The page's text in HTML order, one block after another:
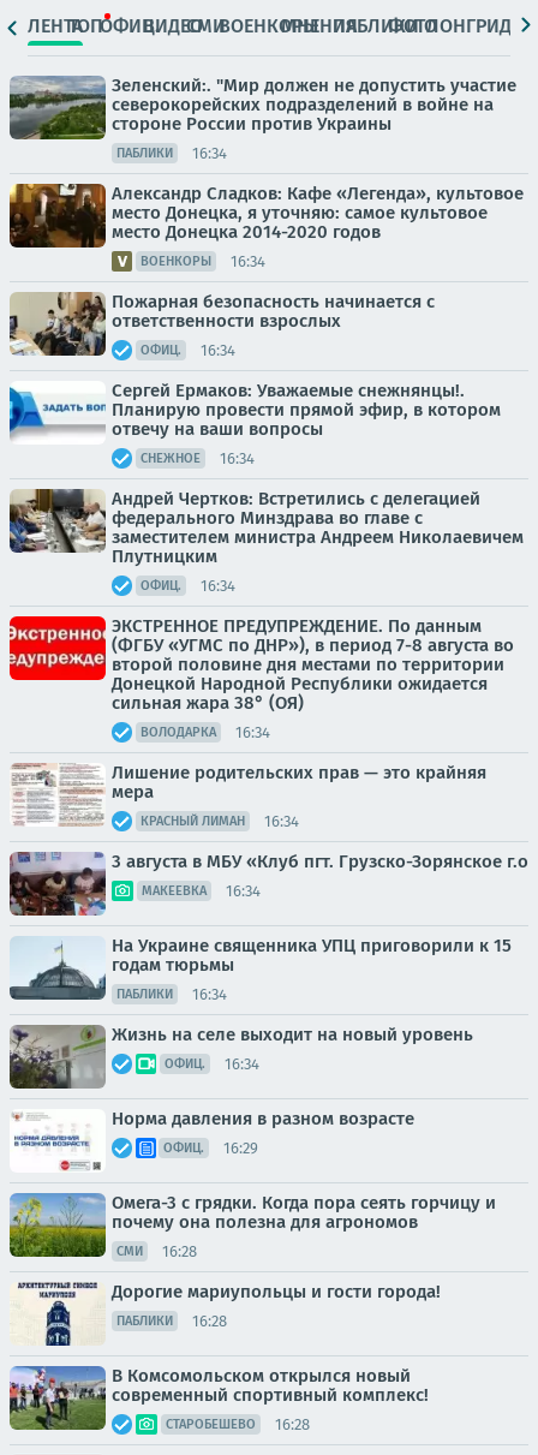
ЛЕНТАТОПОФИЦ.ВИДЕОСМИВОЕНКОРЫМНЕНИЯПАБЛИКИ
ФОТОЛОНГРИДЫ
Зеленский:. "Мир должен не допустить участие
северокорейских подразделений в войне на
стороне России против Украины
ПАБЛИКИ 16:34
Александр Сладков: Кафе «Легенда», культовое
место Донецка, я уточняю: самое культовое
место Донецка 2014-2020 годов
ВОЕНКОРЫ 16:34
Пожарная безопасность начинается с
ответственности взрослых
ОФИЦ. 16:34
Сергей Ермаков: Уважаемые снежнянцы!.
Планирую провести прямой эфир, в котором
отвечу на ваши вопросы
СНЕЖНОЕ 16:34
Андрей Чертков: Встретились с делегацией
федерального Минздрава во главе с
заместителем министра Андреем Николаевичем
Плутницким
ОФИЦ. 16:34
ЭКСТРЕННОЕ ПРЕДУПРЕЖДЕНИЕ. По данным
(ФГБУ «УГМС по ДНР»), в период 7-8 августа во
второй половине дня местами по территории
Донецкой Народной Республики ожидается
сильная жара 38° (ОЯ)
ВОЛОДАРКА 16:34
Лишение родительских прав — это крайняя
мера
КРАСНЫЙ ЛИМАН 16:34
3 августа в МБУ «Клуб пгт. Грузско-Зорянское г.о
МАКЕЕВКА 16:34
На Украине священника УПЦ приговорили к 15
годам тюрьмы
ПАБЛИКИ 16:34
Жизнь на селе выходит на новый уровень
ОФИЦ. 16:34
Норма давления в разном возрасте
ОФИЦ. 16:29
Омега-3 с грядки. Когда пора сеять горчицу и
почему она полезна для агрономов
СМИ 16:28
Дорогие мариупольцы и гости города!
ПАБЛИКИ 16:28
В Комсомольском открылся новый
современный спортивный комплекс!
СТАРОБЕШЕВО 16:28